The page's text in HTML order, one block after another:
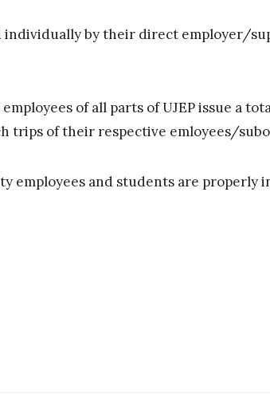
individually by their direct employer/
of all parts of UJEP issue a
of their respective emloyees/
employees and students are properly